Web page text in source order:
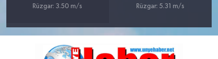
Rüzgar: 3.50 m/s
Rüzgar: 5.31 m/s